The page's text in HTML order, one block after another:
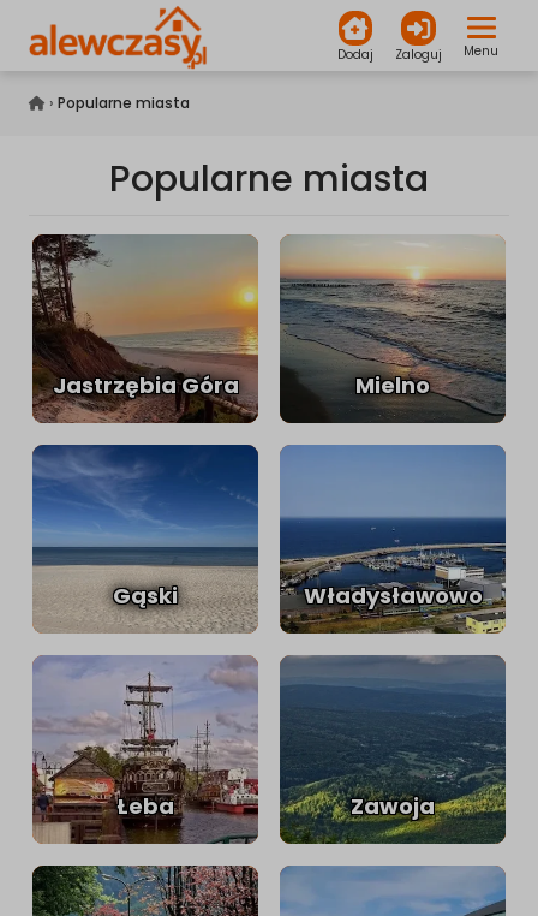
Dodaj Zaloguj Menu
alewczasy.pl
› Popularne miasta
Popularne miasta
Jastrzębia Góra Mielno
Gąski Władysławowo
Łeba Zawoja